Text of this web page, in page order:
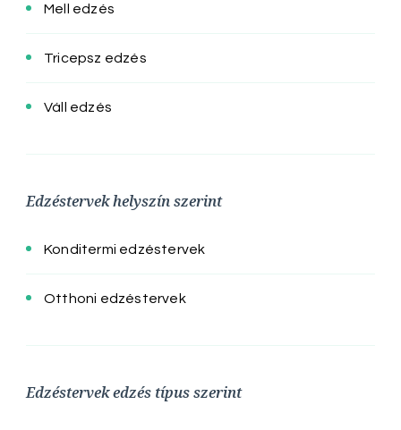
Mell edzés
Tricepsz edzés
Váll edzés
Edzéstervek helyszín szerint
Konditermi edzéstervek
Otthoni edzéstervek
Edzéstervek edzés típus szerint